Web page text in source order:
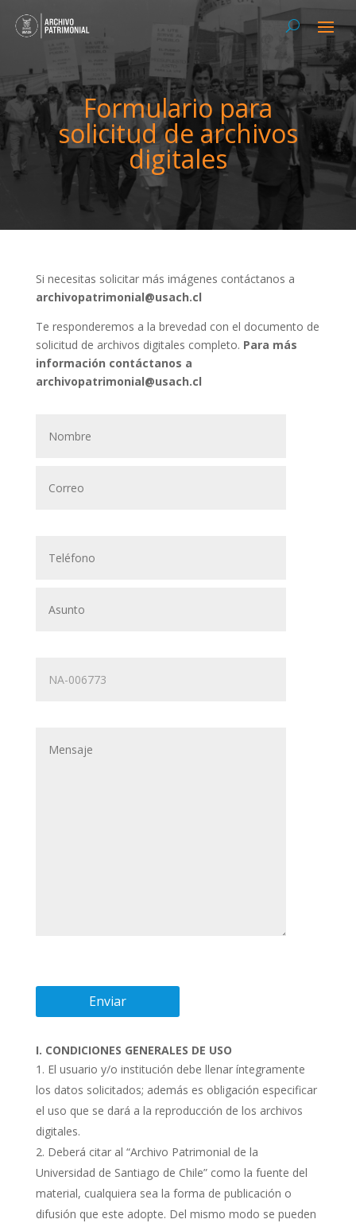
Formulario para
solicitud de archivos
digitales
Si necesitas solicitar más imágenes contáctanos a
archivopatrimonial@usach.cl
Te responderemos a la brevedad con el documento de
solicitud de archivos digitales completo. Para más
información contáctanos a
archivopatrimonial@usach.cl
I. CONDICIONES GENERALES DE USO
El usuario y/o institución debe llenar íntegramente
los datos solicitados; además es obligación especificar
el uso que se dará a la reproducción de los archivos
digitales.
Deberá citar al “Archivo Patrimonial de la
Universidad de Santiago de Chile” como la fuente del
material, cualquiera sea la forma de publicación o
difusión que este adopte. Del mismo modo se pueden